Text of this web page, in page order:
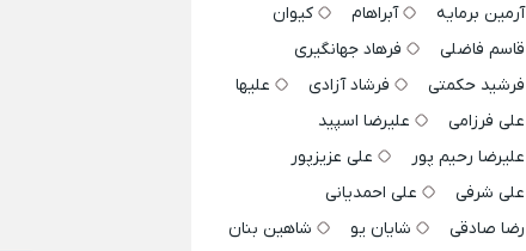
آرمین برمایه
آبراهام
کیوان
قاسم فاضلی
فرهاد جهانگیری
فرشید حکمتی
فرشاد آزادی
علیها
علی فرزامی
علیرضا اسپید
علیرضا رحیم پور
علی عزیزپور
علی شرفی
علی احمدیانی
رضا صادقی
شایان یو
شاهین بنان